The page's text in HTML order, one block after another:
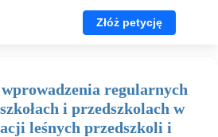
Złóż petycję
regularnych
i przedszkolach w
leśnych przedszkoli i